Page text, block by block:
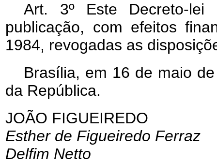
Art. 3º Este Decreto-
publicação, com efeitos
1984, revogadas as
Brasília, em 16 de maio
da República.
JOÃO FIGUEIREDO
Esther de Figueiredo Ferraz
Delfim Netto